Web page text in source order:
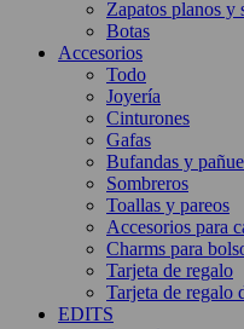
Zapatos planos y
Botas
Accesorios
Todo
Joyería
Cinturones
Gafas
Bufandas y
Sombreros
Toallas y pareos
Accesorios para
Charms para
Tarjeta de regalo
Tarjeta de regalo
EDITS